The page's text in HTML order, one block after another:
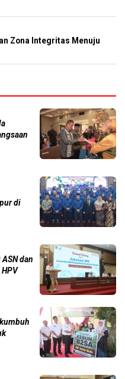
Zona Integritas Menuju
di
dan